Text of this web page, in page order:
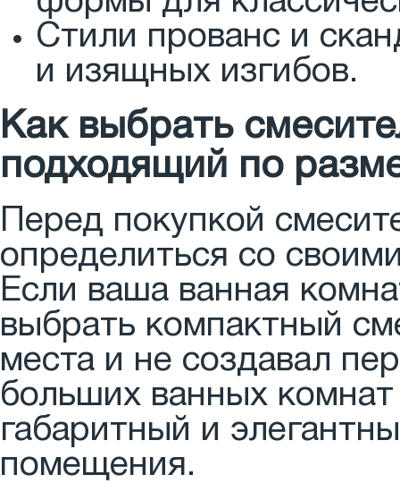
Стили прованс и
и изящных изгибов.
Как выбрать
подходящий по
Перед покупкой
определиться со
Если ваша ванная
выбрать компактный
места и не создавал
больших ванных
габаритный и
помещения.